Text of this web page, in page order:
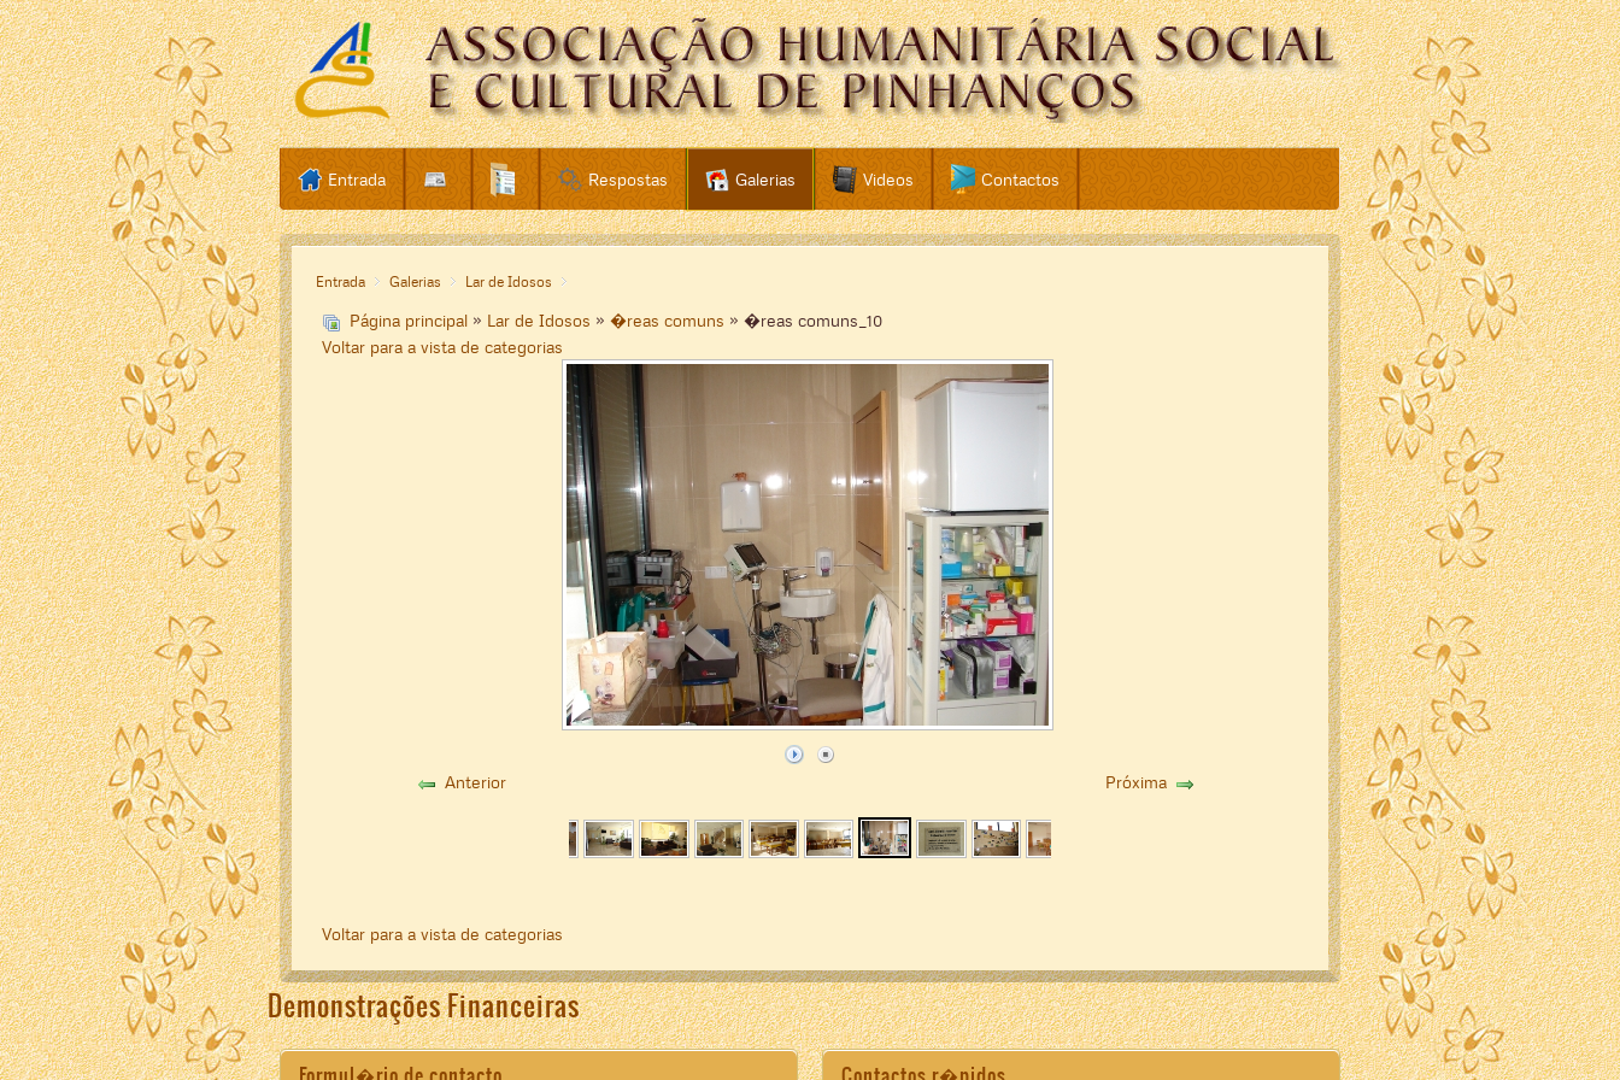
Entrada Respostas Galerias Videos Contactos
Entrada Galerias Lar de Idosos
Página principal » Lar de Idosos » �reas comuns » �reas comuns_10
Voltar para a vista de categorias
Anterior Próxima
Voltar para a vista de categorias
Demonstrações Financeiras